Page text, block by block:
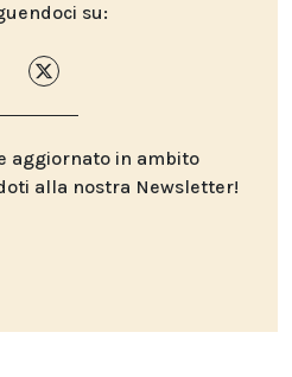
su:
aggiornato in ambito
alla nostra Newsletter!